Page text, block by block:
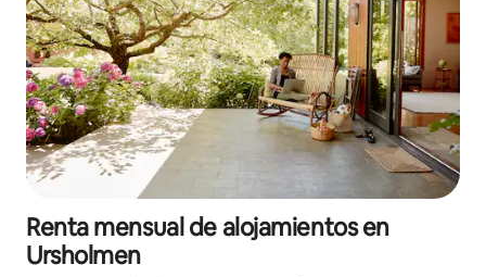
Renta mensual de alojamientos en
Ursholmen